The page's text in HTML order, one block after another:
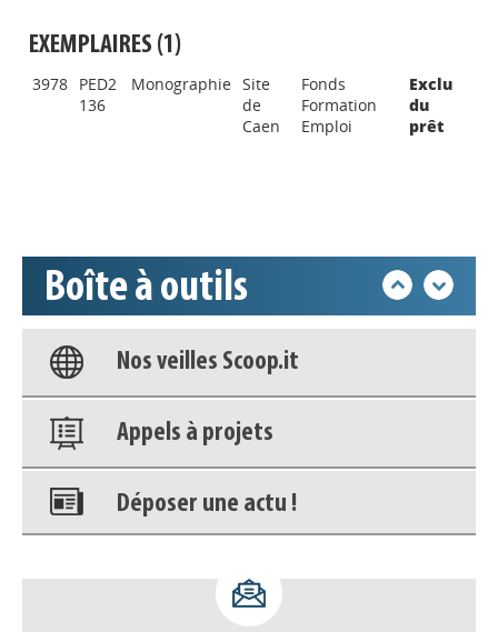
EXEMPLAIRES (1)
3978 PED2
136
Monographie Site
de
Caen
Fonds
Formation
Emploi
Exclu
du
prêt
Boîte à outils
Déposer une actu !
Base documentaire
Nos veilles Scoop.it
Appels à projets
Déposer une actu !
déconnecter)